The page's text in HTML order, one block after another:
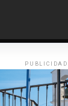
PUBLICIDAD